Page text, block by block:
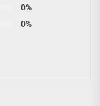
0%
0%